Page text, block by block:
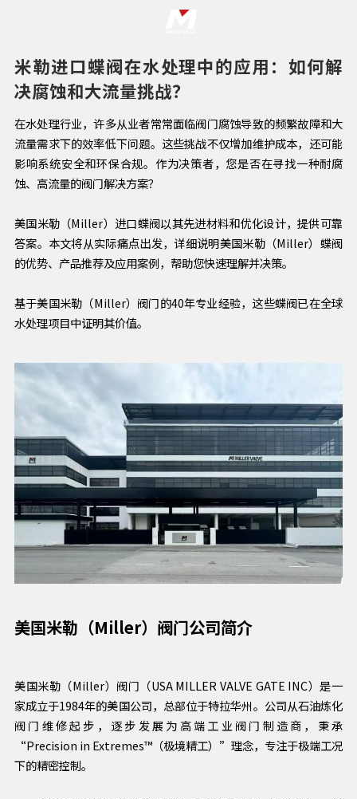
米勒进口蝶阀在水处理中的应用：如何解
决腐蚀和大流量挑战？
在水处理行业，许多从业者常常面临阀门腐蚀导致的频繁故障和大
流量需求下的效率低下问题。这些挑战不仅增加维护成本，还可能
影响系统安全和环保合规。作为决策者，您是否在寻找一种耐腐
蚀、高流量的阀门解决方案？
美国米勒（Miller）进口蝶阀以其先进材料和优化设计，提供可靠
答案。本文将从实际痛点出发，详细说明美国米勒（Miller）蝶阀
的优势、产品推荐及应用案例，帮助您快速理解并决策。
基于美国米勒（Miller）阀门的40年专业经验，这些蝶阀已在全球
水处理项目中证明其价值。
美国米勒（Miller）阀门公司简介
美国米勒（Miller）阀门（USA MILLER VALVE GATE INC）是一
家成立于1984年的美国公司，总部位于特拉华州。公司从石油炼化
阀门维修起步，逐步发展为高端工业阀门制造商，秉承
“Precision in Extremes™（极境精工）”理念，专注于极端工况
下的精密控制。